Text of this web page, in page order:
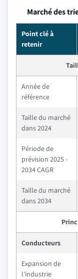
Marché des
Point clé à
retenir
Année de
référence
Taille du marché
dans 2024
Période de
prévision 2025 -
2034 CAGR
Taille du marché
dans 2034
Conducteurs
Expansion de
l'industrie